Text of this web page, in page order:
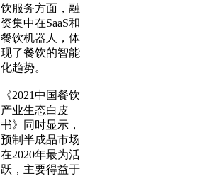
饮服务方面，融
资集中在SaaS和
餐饮机器人，体
现了餐饮的智能
化趋势。
《2021中国餐饮
产业生态白皮
书》同时显示，
预制半成品市场
在2020年最为活
跃，主要得益于